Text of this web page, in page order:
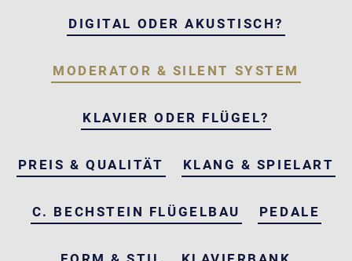
DIGITAL ODER AKUSTISCH?
MODERATOR & SILENT SYSTEM
KLAVIER ODER FLÜGEL?
PREIS & QUALITÄT KLANG & SPIELART
C. BECHSTEIN FLÜGELBAU PEDALE